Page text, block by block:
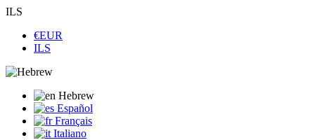
ILS
€EUR
ILS
Hebrew
Español
Français
Italiano